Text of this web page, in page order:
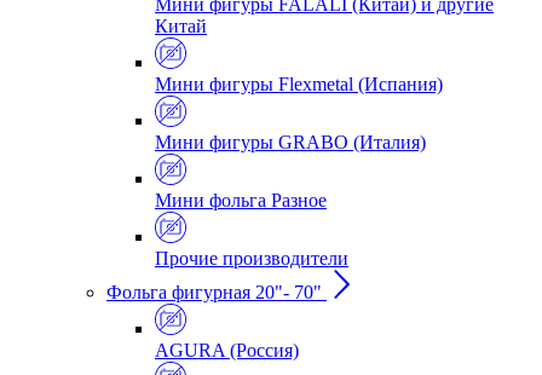
Мини фигуры FALALI (Китай) и другие
Китай
Мини фигуры Flexmetal (Испания)
Мини фигуры GRABO (Италия)
Мини фольга Разное
Прочие производители
Фольга фигурная 20"- 70"
AGURA (Россия)